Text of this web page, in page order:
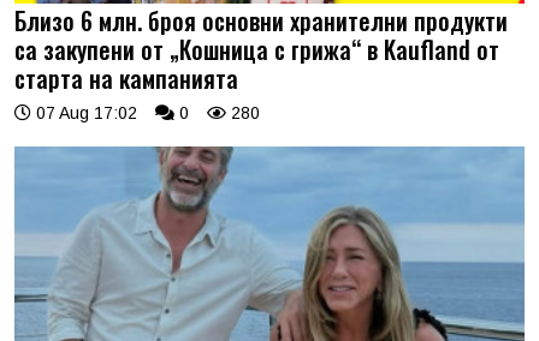
Близо 6 млн. броя основни хранителни продукти
са закупени от „Кошница с грижа“ в Kaufland от
старта на кампанията
07 Aug 17:02 0 280